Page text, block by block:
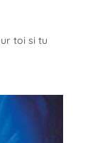
toi si tu